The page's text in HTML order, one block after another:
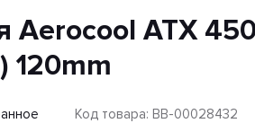
Aerocool ATX
120mm
Код товара: BB-00028432